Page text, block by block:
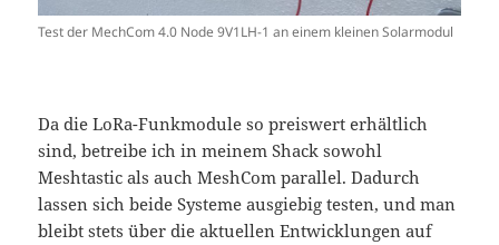
Test der MechCom 4.0 Node 9V1LH-1 an einem kleinen Solarmodul
Da die LoRa-Funkmodule so preiswert erhältlich
sind, betreibe ich in meinem Shack sowohl
Meshtastic als auch MeshCom parallel. Dadurch
lassen sich beide Systeme ausgiebig testen, und man
bleibt stets über die aktuellen Entwicklungen auf